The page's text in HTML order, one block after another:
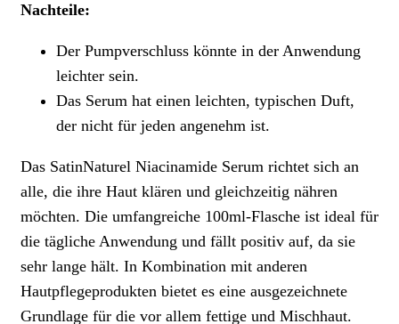
Nachteile:
Der Pumpverschluss könnte in der Anwendung
leichter sein.
Das Serum hat einen leichten, typischen Duft,
der nicht für jeden angenehm ist.
Das SatinNaturel Niacinamide Serum richtet sich an
alle, die ihre Haut klären und gleichzeitig nähren
möchten. Die umfangreiche 100ml-Flasche ist ideal für
die tägliche Anwendung und fällt positiv auf, da sie
sehr lange hält. In Kombination mit anderen
Hautpflegeprodukten bietet es eine ausgezeichnete
Grundlage für die vor allem fettige und Mischhaut.